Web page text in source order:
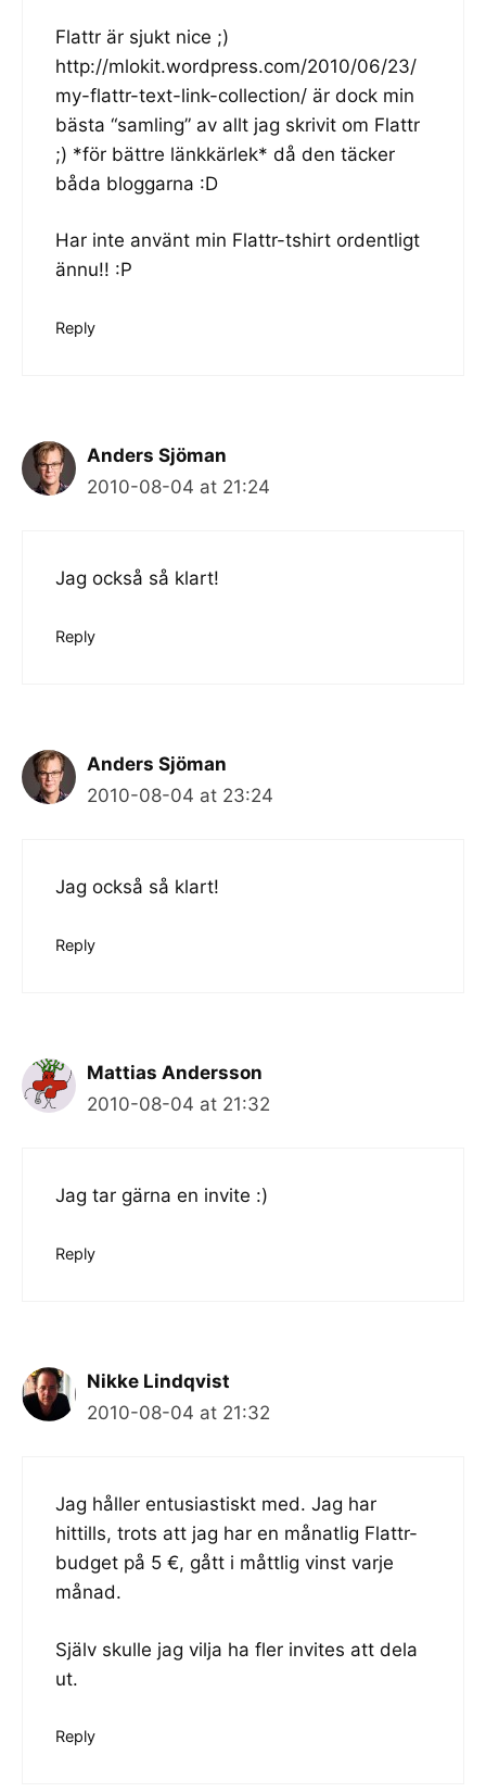
Flattr är sjukt nice ;)
http://mlokit.wordpress.com/2010/06/23/
my-flattr-text-link-collection/ är dock min
bästa “samling” av allt jag skrivit om Flattr
;) *för bättre länkkärlek* då den täcker
båda bloggarna :D
Har inte använt min Flattr-tshirt ordentligt
ännu!! :P
Reply
Anders Sjöman
2010-08-04 at 21:24
Jag också så klart!
Reply
Anders Sjöman
2010-08-04 at 23:24
Jag också så klart!
Reply
Mattias Andersson
2010-08-04 at 21:32
Jag tar gärna en invite :)
Reply
Nikke Lindqvist
2010-08-04 at 21:32
Jag håller entusiastiskt med. Jag har
hittills, trots att jag har en månatlig Flattr-
budget på 5 €, gått i måttlig vinst varje
månad.
Själv skulle jag vilja ha fler invites att dela
ut.
Reply